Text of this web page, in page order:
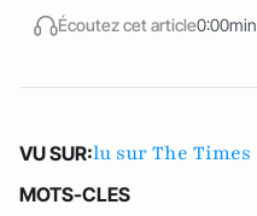
Écoutez cet article0:00min
VU SUR:lu sur The Times
MOTS-CLES